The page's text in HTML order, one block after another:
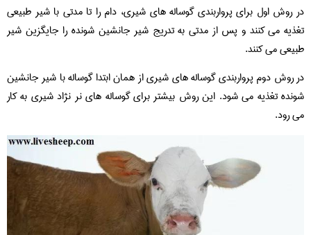
در روش اول برای پرواربندی گوساله های شیری، دام را تا مدتی با شیر طبیعی
تغذیه می کنند و پس از مدتی به تدریج شیر جانشین شونده را جایگزین شیر
طبیعی می کنند.
در روش دوم پرواربندی گوساله های شیری از همان ابتدا گوساله با شیر جانشین
شونده تغذیه می شود. این روش بیشتر برای گوساله های نر نژاد شیری به کار
می رود.